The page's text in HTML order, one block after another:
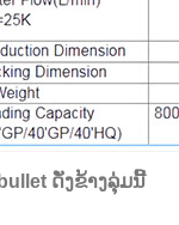
ດັ່ງຂ້າງລຸ່ມນີ້